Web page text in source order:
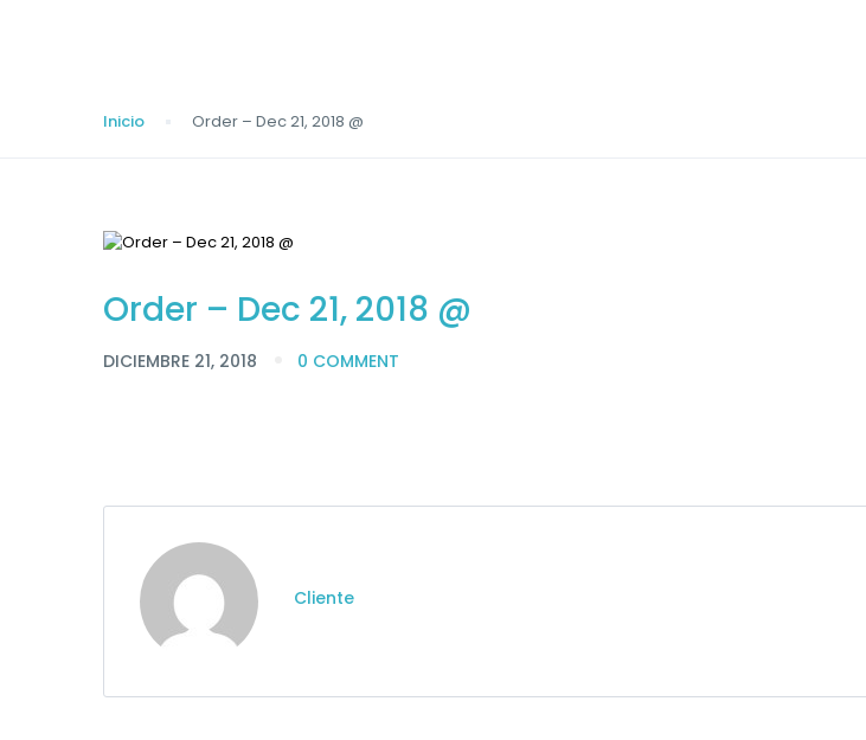
Inicio Order – Dec 21, 2018 @
Order – Dec 21, 2018 @
DICIEMBRE 21, 2018 0 COMMENT
Cliente